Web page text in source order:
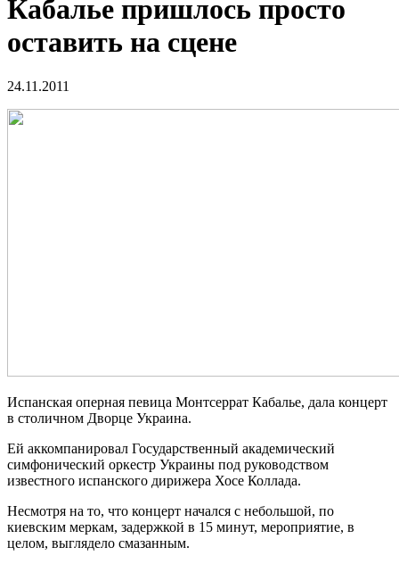
Кабалье пришлось просто
оставить на сцене
24.11.2011
Испанская оперная певица Монтсеррат Кабалье, дала концерт
в столичном Дворце Украина.
Ей аккомпанировал Государственный академический
симфонический оркестр Украины под руководством
известного испанского дирижера Хосе Коллада.
Несмотря на то, что концерт начался с небольшой, по
киевским меркам, задержкой в 15 минут, мероприятие, в
целом, выглядело смазанным.